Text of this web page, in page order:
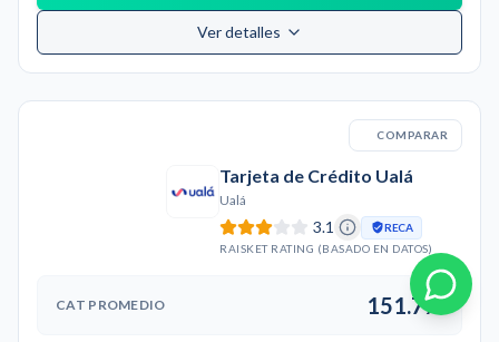
Ver detalles
COMPARAR
Tarjeta de Crédito Ualá
Ualá
3.1
RECA
RAISKET RATING (BASADO EN DATOS)
CAT PROMEDIO 151.7%